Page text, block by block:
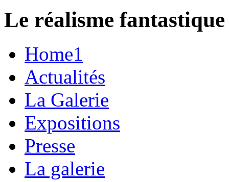
Le réalisme fantastique
Home1
Actualités
La Galerie
Expositions
Presse
La galerie